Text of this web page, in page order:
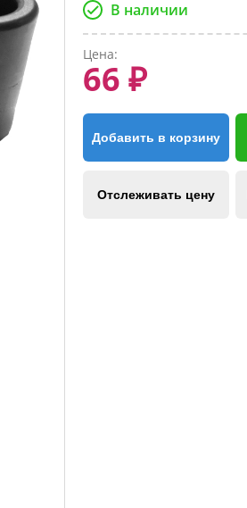
В наличии
Цена:
66 ₽
Добавить в корзину
Отслеживать цену